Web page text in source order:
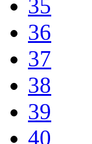
35
36
37
38
39
40